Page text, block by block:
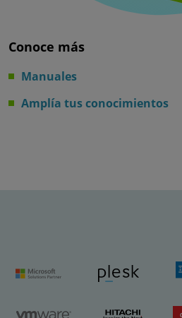
Conoce más
Manuales
Amplía tus conocimientos